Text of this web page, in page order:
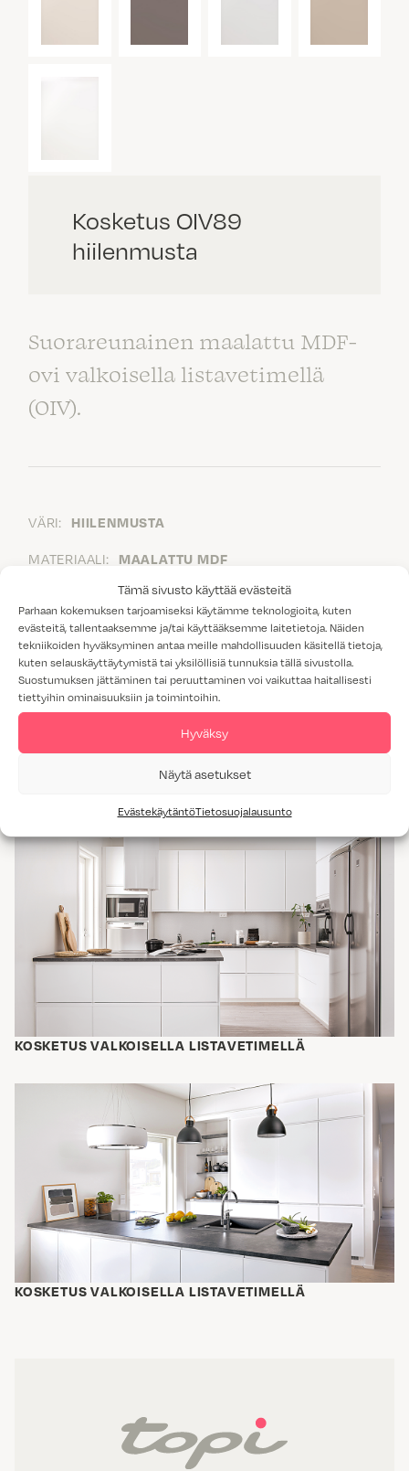
Tämä sivusto käyttää evästeitä
Parhaan kokemuksen tarjoamiseksi käytämme teknologioita, kuten
evästeitä, tallentaaksemme ja/tai käyttääksemme laitetietoja. Näiden
tekniikoiden hyväksyminen antaa meille mahdollisuuden käsitellä tietoja,
kuten selauskäyttäytymistä tai yksilöllisiä tunnuksia tällä sivustolla.
Suostumuksen jättäminen tai peruuttaminen voi vaikuttaa haitallisesti
tiettyihin ominaisuuksiin ja toimintoihin.
Hyväksy
Näytä asetukset
EvästekäytäntöTietosuojalausunto
Kosketus OIV89
hiilenmusta
Suorareunainen maalattu MDF-
ovi valkoisella listavetimellä
(OIV).
VÄRI: HIILENMUSTA
MATERIAALI: MAALATTU MDF
VALKOINEN LISTAVEDIN
VAHVUUS: 16 MM
HINTARYHMÄT:
MATTA 7
KIILTÄVÄ 7
Kosketus valkoisella
listavetimellä nähtävillä
KOSKETUS VALKOISELLA LISTAVETIMELLÄ
KOSKETUS VALKOISELLA LISTAVETIMELLÄ